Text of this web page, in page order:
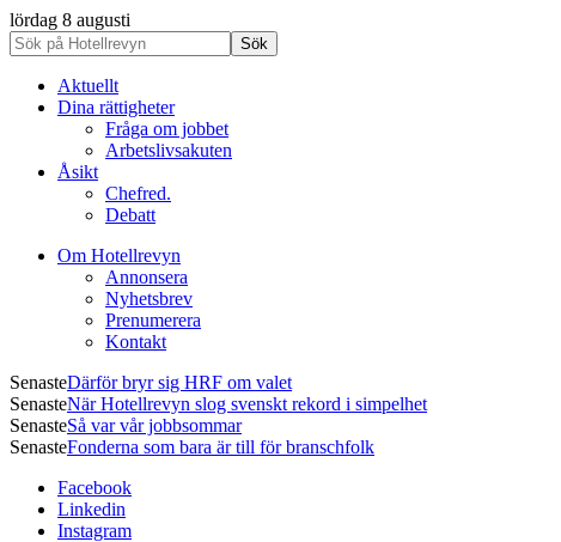
lördag 8 augusti
Aktuellt
Dina rättigheter
Fråga om jobbet
Arbetslivsakuten
Åsikt
Chefred.
Debatt
Om Hotellrevyn
Annonsera
Nyhetsbrev
Prenumerera
Kontakt
SenasteDärför bryr sig HRF om valet
SenasteNär Hotellrevyn slog svenskt rekord i simpelhet
SenasteSå var vår jobbsommar
SenasteFonderna som bara är till för branschfolk
Facebook
Linkedin
Instagram